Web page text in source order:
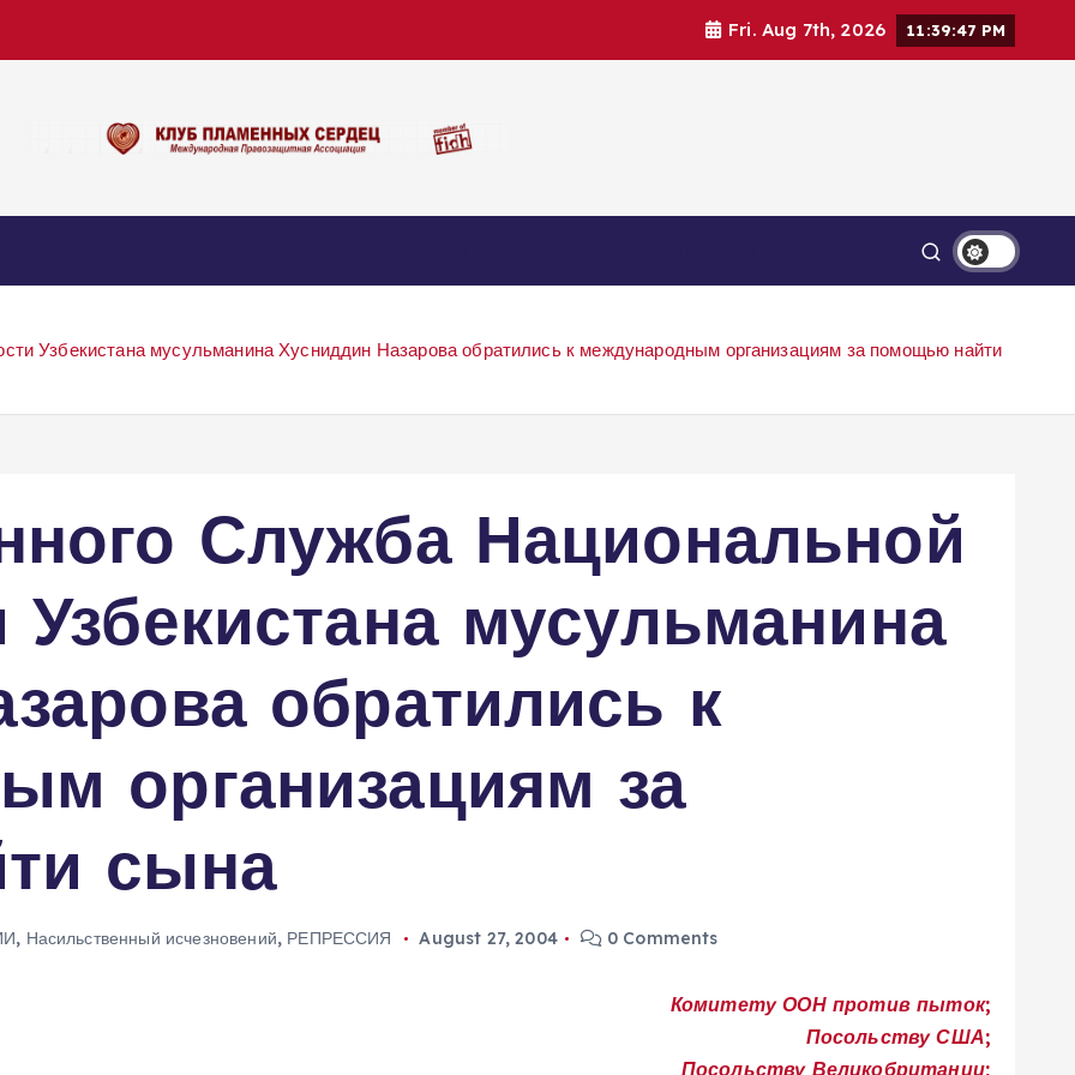
Fri. Aug 7th, 2026 11:39:48 PM
Узбекистана мусульманина Хусниддин Назарова обратились к международным организациям за помощью найти
Служба Национальной
Узбекистана мусульманина
обратились к
организациям за
сына
, Насильственный исчезновений, РЕПРЕССИЯ August 27, 2004 0 Comments
Комитету ООН против пыток;
Посольству США;
Посольству Великобритании;